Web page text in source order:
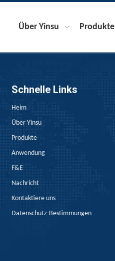
Über Yinsu Produkte
Schnelle Links
Heim
Über Yinsu
Produkte
Anwendung
F&E
Nachricht
Kontaktiere uns
Datenschutz-Bestimmungen